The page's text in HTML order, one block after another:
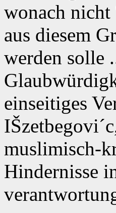
wonach
aus diesem
werden solle
einseitiges
muslimisch-
Hindernisse